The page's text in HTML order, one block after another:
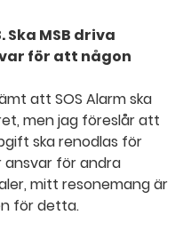
Ska MSB driva
för att någon
att SOS Alarm ska
men jag föreslår att
ska renodlas för
ansvar för andra
mitt resonemang är
för detta.